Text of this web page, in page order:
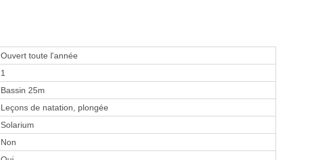
Ouvert toute l'année
1
Bassin 25m
Leçons de natation, plongée
Solarium
Non